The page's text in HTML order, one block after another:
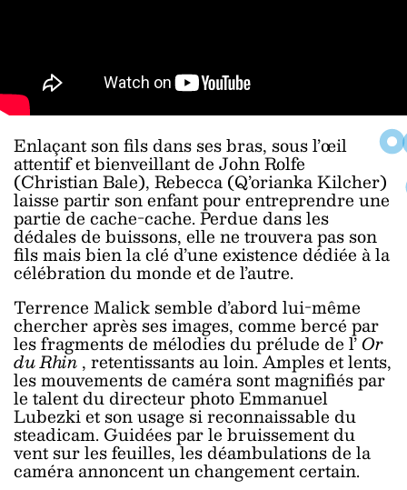
Enlaçant son fils dans ses bras, sous l’œil
attentif et bienveillant de John Rolfe
(Christian Bale), Rebecca (Q’orianka Kilcher)
laisse partir son enfant pour entreprendre une
partie de cache-cache. Perdue dans les
dédales de buissons, elle ne trouvera pas son
fils mais bien la clé d’une existence dédiée à la
célébration du monde et de l’autre.
Terrence Malick semble d’abord lui-même
chercher après ses images, comme bercé par
les fragments de mélodies du prélude de l’Or
du Rhin, retentissants au loin. Amples et lents,
les mouvements de caméra sont magnifiés par
le talent du directeur photo Emmanuel
Lubezki et son usage si reconnaissable du
steadicam. Guidées par le bruissement du
vent sur les feuilles, les déambulations de la
caméra annoncent un changement certain.